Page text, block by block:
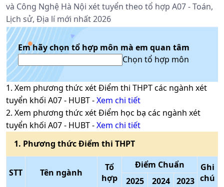
và Công Nghệ Hà Nội xét tuyển theo tổ hợp A07 - Toán,
Lịch sử, Địa lí mới nhất 2026
Em hãy chọn tổ hợp môn mà em quan tâm
Chọn tổ hợp môn
1. Xem phương thức xétĐiểm thi THPTcác ngành xét
tuyển khối A07- HUBT-Xem chi tiết
2. Xem phương thức xétĐiểm học bạ các ngành xét
tuyển khối A07- HUBT-Xem chi tiết
1. Phương thứcĐiểm thi THPT
STT Tên ngành
Tổ
hợp
Điểm Chuẩn
Ghi
chú
2025 2024
2023